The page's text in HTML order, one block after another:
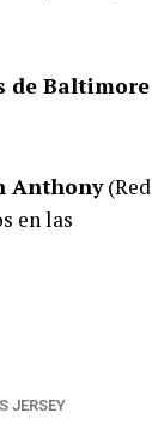
de Baltimore
Anthony(Red
en las
JERSEY